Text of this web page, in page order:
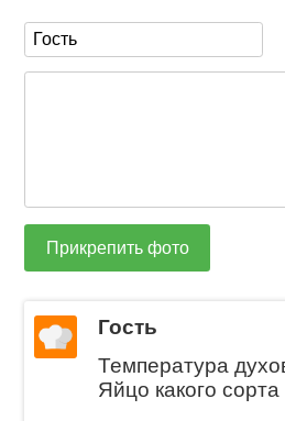
Прикрепить фото
Гость
Температура
Яйцо какого